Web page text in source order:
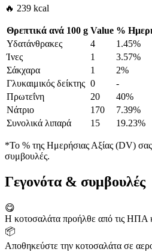
🔥 239 kcal
Θρεπτικά ανά 100 g Value %
Υδατάνθρακες
4
1.45%
Ίνες
1
3.57%
Σάκχαρα
1
2%
Γλυκαιμικός δείκτης 0
-
Πρωτεΐνη
20
40%
Νάτριο
170
7.39%
Συνολικά λιπαρά
15 19.23%
*Το % της Ημερήσιας Αξίας (DV) σας
συμβουλές.
Γεγονότα & συμβουλές
😋
Η κοτοσαλάτα προήλθε από τις ΗΠΑ
📦
Αποθηκεύστε την κοτοσαλάτα σε